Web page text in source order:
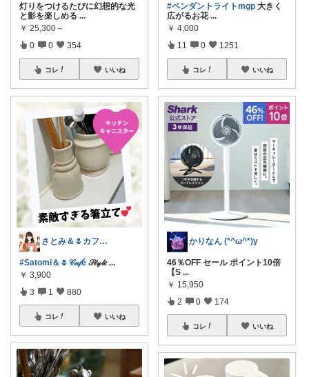
灯りをつけるたびに幻想的な光
と影を楽しめる ...
￥ 25,300～
0 0 354
コレ いいね
さとみ＆🌷カフェと素敵なもの☕️🌿
#Satomi＆🌷𝒞𝒶𝒻é 𝒮𝓉𝓎𝓁𝑒...
￥ 3,900
3 1 880
コレ いいね
#ペンダントライトmgp 大きく
広がるお花 ...
￥ 4,000
11 0 1251
コレ いいね
かりなん (*^ω^*)y
46％OFF セール ポイント10倍
【S ...
￥ 15,950
2 0 174
コレ いいね